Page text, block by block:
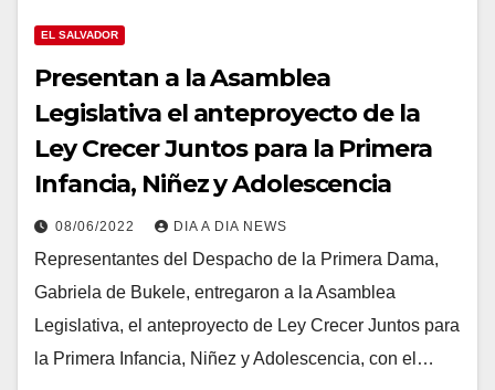
EL SALVADOR
Presentan a la Asamblea
Legislativa el anteproyecto de la
Ley Crecer Juntos para la Primera
Infancia, Niñez y Adolescencia
08/06/2022 DIA A DIA NEWS
Representantes del Despacho de la Primera Dama,
Gabriela de Bukele, entregaron a la Asamblea
Legislativa, el anteproyecto de Ley Crecer Juntos para
la Primera Infancia, Niñez y Adolescencia, con el…